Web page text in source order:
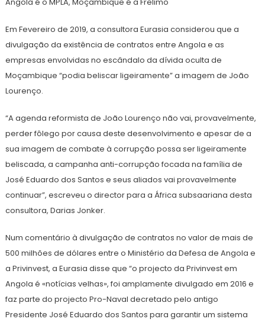
Em Fevereiro de 2019, a consultora Eurasia considerou que a
divulgação da existência de contratos entre Angola e as
empresas envolvidas no escândalo da dívida oculta de
Moçambique “podia beliscar ligeiramente” a imagem de João
Lourenço.
“A agenda reformista de João Lourenço não vai, provavelmente,
perder fôlego por causa deste desenvolvimento e apesar de a
sua imagem de combate à corrupção possa ser ligeiramente
beliscada, a campanha anti-corrupção focada na família de
José Eduardo dos Santos e seus aliados vai provavelmente
continuar”, escreveu o director para a África subsaariana desta
consultora, Darias Jonker.
Num comentário à divulgação de contratos no valor de mais de
500 milhões de dólares entre o Ministério da Defesa de Angola e
a Privinvest, a Eurasia disse que “o projecto da Privinvest em
Angola é «notícias velhas», foi amplamente divulgado em 2016 e
faz parte do projecto Pro-Naval decretado pelo antigo
Presidente José Eduardo dos Santos para garantir um sistema